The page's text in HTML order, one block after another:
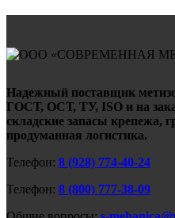
Надежный поставщик
ГОСТ, ОСТ, ТУ, ISO и на
складские запасы крепежа,
продуманная логистика.
Телефон: 8 (928) 774-40-24
Телефон: 8 (800) 777-38-09